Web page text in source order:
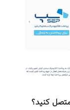
کنید؟